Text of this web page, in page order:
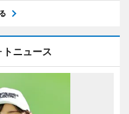
トニュース